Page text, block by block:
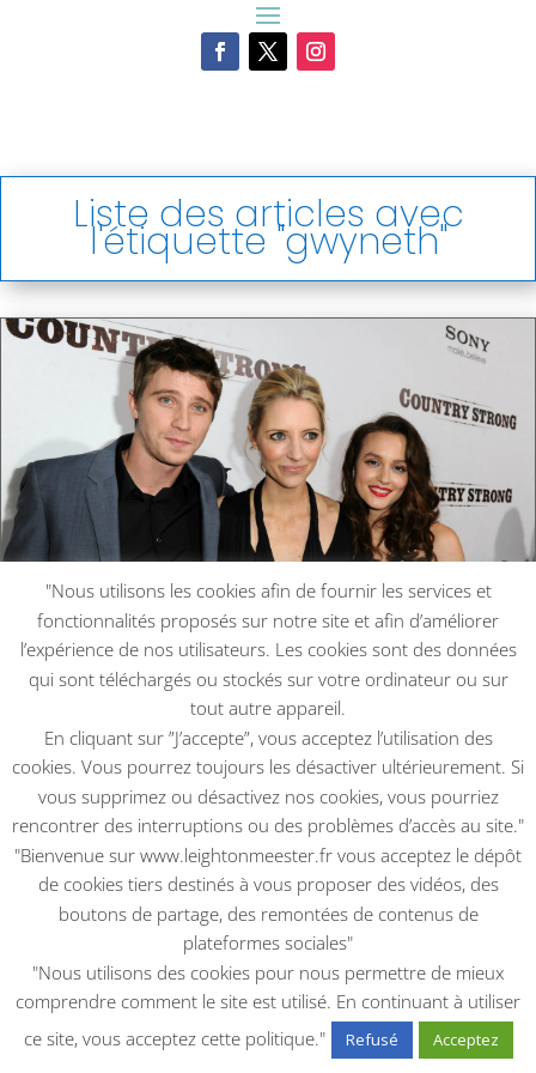
Liste des articles avec
l'étiquette "gwyneth"
Première Country Strong
2010|2010,EVENEMENTS
lire plus
Footer
"Nous utilisons les cookies afin de fournir les services et
fonctionnalités proposés sur notre site et afin d’améliorer
l’expérience de nos utilisateurs. Les cookies sont des données
qui sont téléchargés ou stockés sur votre ordinateur ou sur
tout autre appareil.
En cliquant sur ”J’accepte”, vous acceptez l’utilisation des
cookies. Vous pourrez toujours les désactiver ultérieurement. Si
vous supprimez ou désactivez nos cookies, vous pourriez
rencontrer des interruptions ou des problèmes d’accès au site."
"Bienvenue sur www.leightonmeester.fr vous acceptez le dépôt
de cookies tiers destinés à vous proposer des vidéos, des
boutons de partage, des remontées de contenus de
plateformes sociales"
"Nous utilisons des cookies pour nous permettre de mieux
comprendre comment le site est utilisé. En continuant à utiliser
ce site, vous acceptez cette politique."
Refusé Acceptez